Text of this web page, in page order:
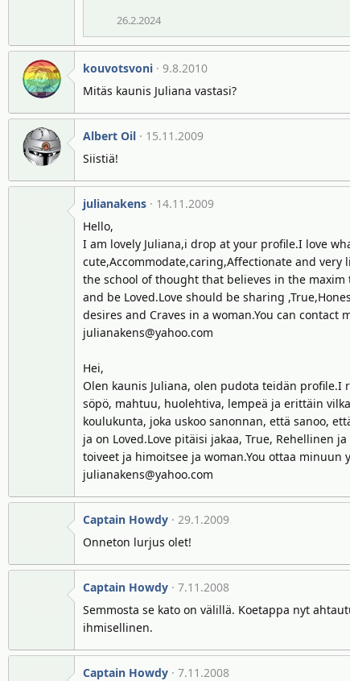
26.2.2024
kouvotsvoni
9.8.2010
Mitäs kaunis Juliana vastasi?
Albert Oil
15.11.2009
Siistiä!
julianakens
14.11.2009
Hello,
I am lovely Juliana,i drop at your profile.I love
cute,Accommodate,caring,Affectionate and very
the school of thought that believes in the maxim
and be Loved.Love should be sharing
desires and Craves in a woman.You can
julianakens@yahoo.com
Hei,
Olen kaunis Juliana, olen pudota teidän
söpö, mahtuu, huolehtiva, lempeä ja erittäin
koulukunta, joka uskoo sanonnan, että sanoo,
ja on Loved.Love pitäisi jakaa, True, Rehellinen
toiveet ja himoitsee ja woman.You ottaa
julianakens@yahoo.com
Captain Howdy
29.1.2009
Onneton lurjus olet!
Captain Howdy
7.11.2008
Semmosta se kato on välillä. Koetappa nyt
ihmisellinen.
Captain Howdy 7.11.2008